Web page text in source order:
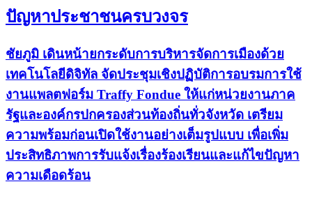
ปัญหาประชาชนครบวงจร
ชัยภูมิ เดินหน้ายกระดับการบริหารจัดการเมืองด้วย
เทคโนโลยีดิจิทัล จัดประชุมเชิงปฏิบัติการอบรมการใช้
งานแพลตฟอร์ม Traffy Fondue ให้แก่หน่วยงานภาค
รัฐและองค์กรปกครองส่วนท้องถิ่นทั่วจังหวัด เตรียม
ความพร้อมก่อนเปิดใช้งานอย่างเต็มรูปแบบ เพื่อเพิ่ม
ประสิทธิภาพการรับแจ้งเรื่องร้องเรียนและแก้ไขปัญหา
ความเดือดร้อน